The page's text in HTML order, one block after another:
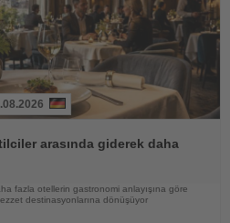
arasında giderek daha
fazla otellerin gastronomi anlayışına göre
destinasyonlarına dönüşüyor